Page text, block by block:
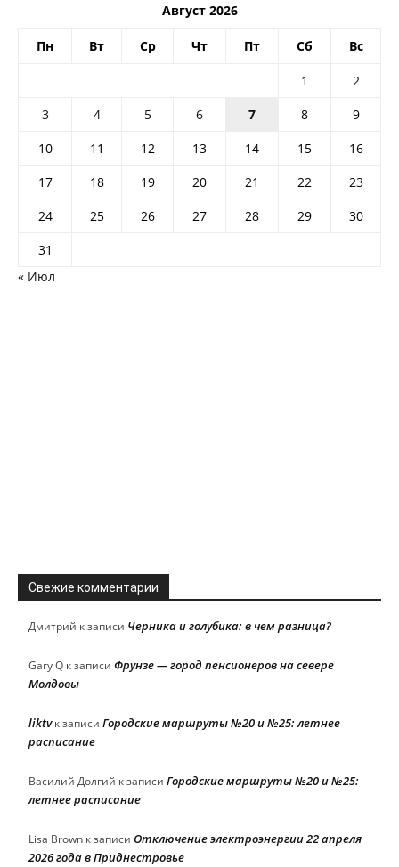
Август 2026
Пн Вт Ср Чт Пт Сб Вс
1
2
3
4 5 6 7 8
9
10
11 12 13 14 15
16
17
18 19 20 21 22
23
24
25 26 27 28 29
30
31
« Июл
Свежие комментарии
Дмитрий к записи Черника и голубика: в чем разница?
Gary Q к записи Фрунзе — город пенсионеров на севере
Молдовы
liktvк записи Городские маршруты №20 и №25: летнее
расписание
Василий Долгий к записи Городские маршруты №20 и №25:
летнее расписание
Lisa Brown к записи Отключение электроэнергии 22 апреля
2026 года в Приднестровье